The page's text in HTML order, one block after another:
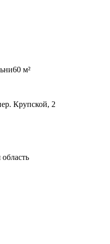
60 м²
Крупской, 2